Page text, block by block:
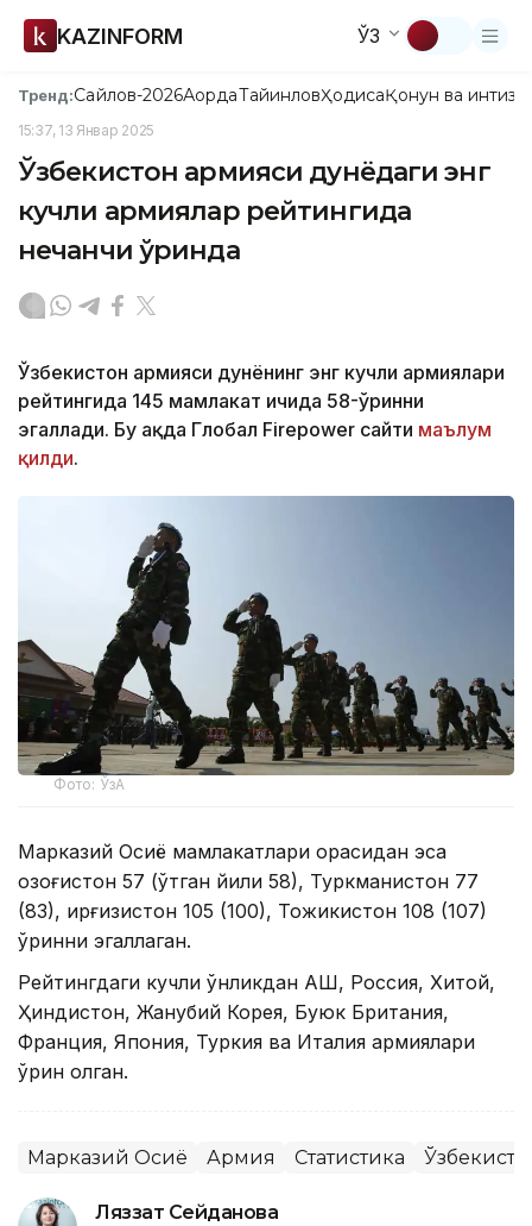
KAZINFORM ЎЗ
Тренд:Сайлов-2026АқордаТайинловҲодисаҚонун ва
15:37, 13 Январ 2025
Ўзбекистон армияси дунёдаги энг
кучли армиялар рейтингида
нечанчи ўринда
Ўзбекистон армияси дунёнинг энг кучли армиялари
рейтингида 145 мамлакат ичида 58-ўринни
эгаллади. Бу ҳақда Глобал Firepower сайти маълум
қилди.
Фото: ЎзА
Марказий Осиё мамлакатлари орасидан эса
Қозоғистон 57 (ўтган йили 58), Туркманистон 77
(83), Қирғизистон 105 (100), Тожикистон 108 (107)
ўринни эгаллаган.
Рейтингдаги кучли ўнликдан АҚШ, Россия, Хитой,
Ҳиндистон, Жанубий Корея, Буюк Британия,
Франция, Япония, Туркия ва Италия армиялари
ўрин олган.
Марказий Осиё Армия Статистика
Ляззат Сейданова